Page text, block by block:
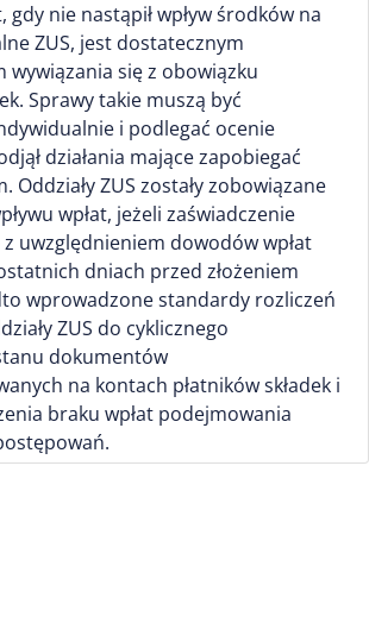
gdy nie nastąpił wpływ środków na
ZUS, jest dostatecznym
wywiązania się z obowiązku
Sprawy takie muszą być
i podlegać ocenie
działania mające zapobiegać
Oddziały ZUS zostały zobowiązane
wpłat, jeżeli zaświadczenie
z uwzględnieniem dowodów wpłat
dniach przed złożeniem
wprowadzone standardy rozliczeń
ZUS do cyklicznego
dokumentów
na kontach płatników składek i
braku wpłat podejmowania